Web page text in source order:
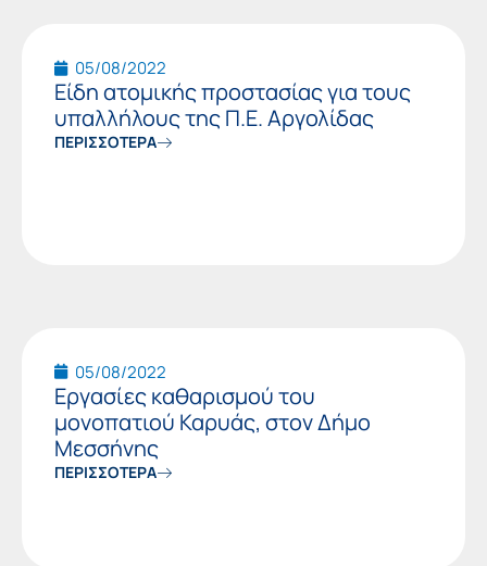
05/08/2022
Είδη ατομικής προστασίας για τους
υπαλλήλους της Π.Ε. Αργολίδας
ΠΕΡΙΣΣΟΤΕΡΑ
05/08/2022
Εργασίες καθαρισμού του
μονοπατιού Καρυάς, στον Δήμο
Μεσσήνης
ΠΕΡΙΣΣΟΤΕΡΑ